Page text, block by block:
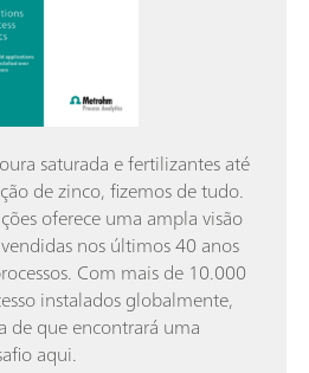
saturada e fertilizantes até
de zinco, fizemos de tudo.
oferece uma ampla visão
nos últimos 40 anos
Com mais de 10.000
instalados globalmente,
de que encontrará uma
aqui.